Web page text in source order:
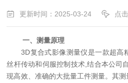
更新时间：2025-03-24 点
一、测量原理
3D复合式影像测量仪是一款超高
丝杆传动和伺服控制技术,结合本公司
现高效、准确的大批量工件测量。其